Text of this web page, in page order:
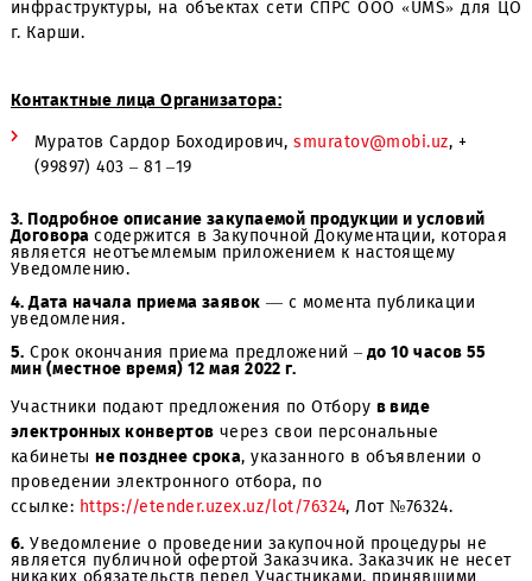
Выполнение работ по изготовлению
типовым проектам и проведению строительно-
инфраструктуры, на объектах сети СПРС ООО «UMS»
г. Карши.
Муратов Сардор Боходирович,smuratov@mobi.uz, +
(99897) 403 – 81 –19
3. Подробное описание закупаемой продукции и
Договорасодержится в Закупочной Документации,
является неотъемлемым приложением к настоящему
4. Дата начала приема заявок— с момента публикации
уведомления.
5.Срок окончания приема предложений –
мин (местное время) 12 мая 2022 г.
Участники подают предложения по Отборув виде
электронных конвертовчерез свои персональные